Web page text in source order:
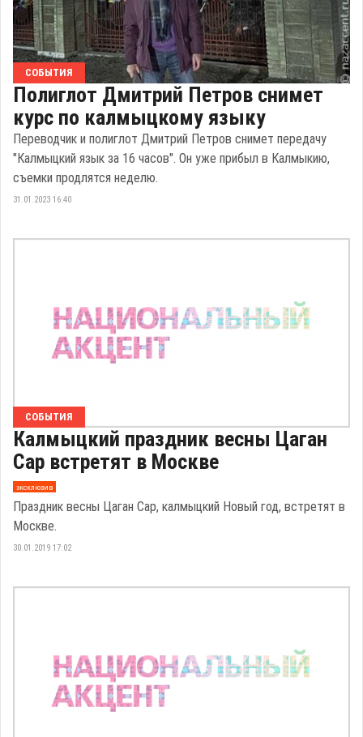
СОБЫТИЯ
Полиглот Дмитрий Петров снимет
курс по калмыцкому языку
Переводчик и полиглот Дмитрий Петров снимет передачу
"Калмыцкий язык за 16 часов". Он уже прибыл в Калмыкию,
съемки продлятся неделю.
31.01.2023 16:40
СОБЫТИЯ
Калмыцкий праздник весны Цаган
Сар встретят в Москве
эксклюзив
Праздник весны Цаган Сар, калмыцкий Новый год, встретят в
Москве.
30.01.2019 17:02